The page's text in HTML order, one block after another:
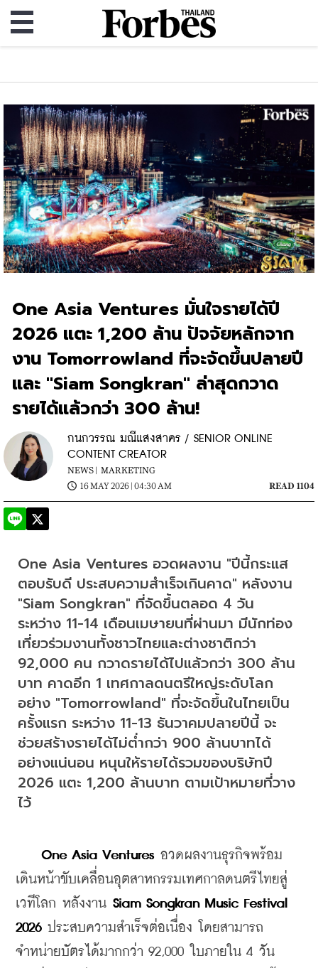
One Asia Ventures มั่นใจรายได้ปี
2026 แตะ 1,200 ล้าน ปัจจัยหลักจาก
งาน Tomorrowland ที่จะจัดขึ้นปลายปี
และ "Siam Songkran" ล่าสุดกวาด
รายได้แล้วกว่า 300 ล้าน!
กนกวรรณ มณีแสงสาคร / SENIOR ONLINE
CONTENT CREATOR
NEWS | MARKETING
16 MAY 2026 | 04:30 AM
READ 1104
One Asia Ventures อวดผลงาน "ปีนี้กระแส
ตอบรับดี ประสบความสำเร็จเกินคาด" หลังงาน
"Siam Songkran" ที่จัดขึ้นตลอด 4 วัน
ระหว่าง 11-14 เดือนเมษายนที่ผ่านมา มีนักท่อง
เที่ยวร่วมงานทั้งชาวไทยและต่างชาติกว่า
92,000 คน กวาดรายได้ไปแล้วกว่า 300 ล้าน
บาท คาดอีก 1 เทศกาลดนตรีใหญ่ระดับโลก
อย่าง "Tomorrowland" ที่จะจัดขึ้นในไทยเป็น
ครั้งแรก ระหว่าง 11-13 ธันวาคมปลายปีนี้ จะ
ช่วยสร้างรายได้ไม่ต่ำกว่า 900 ล้านบาทได้
อย่างแน่นอน หนุนให้รายได้รวมของบริษัทปี
2026 แตะ 1,200 ล้านบาท ตามเป้าหมายที่วาง
ไว้
One Asia Ventures อวดผลงานธุรกิจพร้อม
เดินหน้าขับเคลื่อนอุตสาหกรรมเทศกาลดนตรีไทยสู่
เวทีโลก หลังงาน Siam Songkran Music Festival
2026 ประสบความสำเร็จต่อเนื่อง โดยสามารถ
จำหน่ายบัตรได้มากกว่า 92,000 ใบภายใน 4 วัน